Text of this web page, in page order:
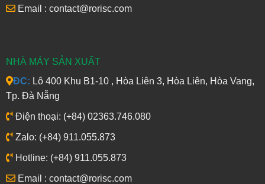
Email : contact@rorisc.com
NHÀ MÁY SẢN XUẤT
ĐC: Lô 400 Khu B1-10 , Hòa Liên 3, Hòa Liên, Hòa Vang,
Tp. Đà Nẵng
Điện thoại: (+84) 02363.746.080
Zalo: (+84) 911.055.873
Hotline: (+84) 911.055.873
Email : contact@rorisc.com